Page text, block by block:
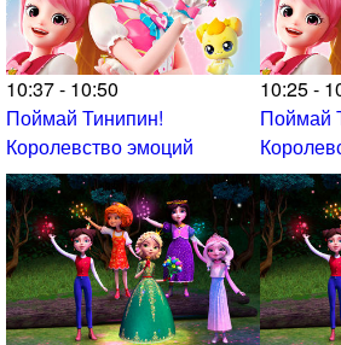
10:37 - 10:50
Поймай Тинипин!
Королевство эмоций
10:25 -
Поймай